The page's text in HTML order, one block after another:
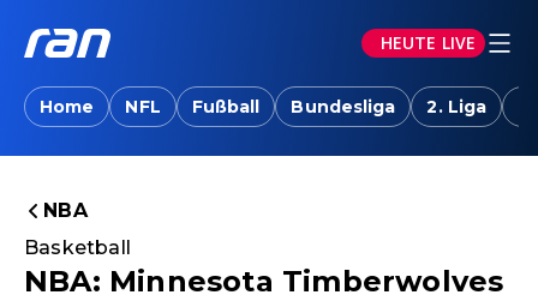
HEUTE LIVE
Home NFL Fußball Bundesliga 2. Liga
NBA
Basketball
NBA: Minnesota Timberwolves